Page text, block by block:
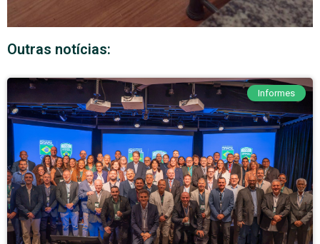
Outras notícias:
Informes